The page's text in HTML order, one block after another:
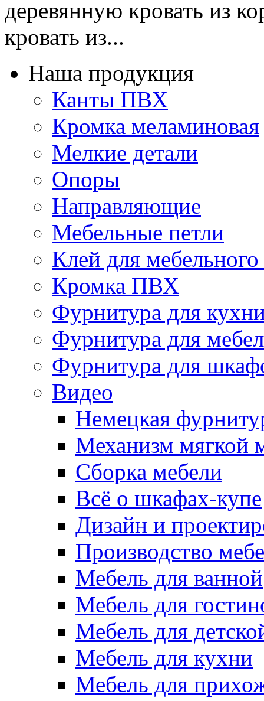
деревянную кровать из
кровать из...
Наша продукция
Канты ПВХ
Кромка меламиновая
Мелкие детали
Опоры
Направляющие
Мебельные петли
Клей для мебельного
Кромка ПВХ
Фурнитура для
Фурнитура для
Фурнитура для
Видео
Немецкая
Механизм мягкой
Сборка мебели
Всё о шкафах-купе
Дизайн и
Производство
Мебель для ванной
Мебель для
Мебель для
Мебель для кухни
Мебель для